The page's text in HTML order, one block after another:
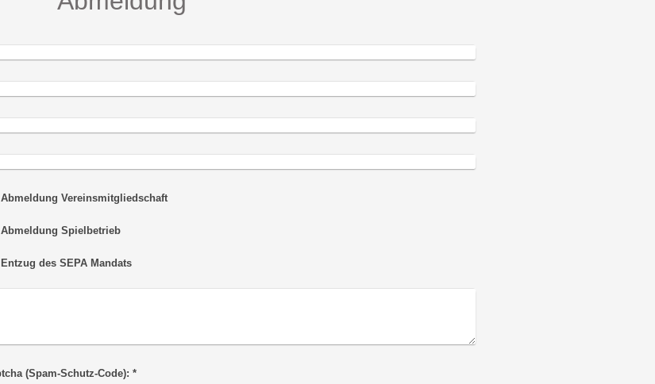
Abmeldung Vereinsmitgliedschaft
Abmeldung Spielbetrieb
Entzug des SEPA Mandats
Captcha (Spam-Schutz-Code): *